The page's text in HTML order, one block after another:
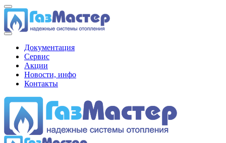
Документация
Сервис
Акции
Новости, инфо
Контакты